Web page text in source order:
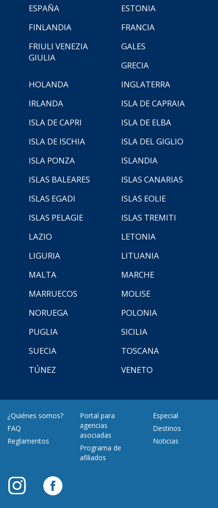
ESPAÑA
ESTONIA
FINLANDIA
FRANCIA
FRIULI VENEZIA
GIULIA
GALES
GRECIA
HOLANDA
INGLATERRA
IRLANDA
ISLA DE CAPRAIA
ISLA DE CAPRI
ISLA DE ELBA
ISLA DE ISCHIA
ISLA DEL GIGLIO
ISLA PONZA
ISLANDIA
ISLAS BALEARES
ISLAS CANARIAS
ISLAS EGADI
ISLAS EOLIE
ISLAS PELAGIE
ISLAS TREMITI
LAZIO
LETONIA
LIGURIA
LITUANIA
MALTA
MARCHE
MARRUECOS
MOLISE
NORUEGA
POLONIA
PUGLIA
SICILIA
SUECIA
TOSCANA
TÚNEZ
VENETO
¿Quiénes somos?
FAQ
Reglamentos
Portal para
agencias
asociadas
Programa de
afiliados
Especial
Destinos
Noticias